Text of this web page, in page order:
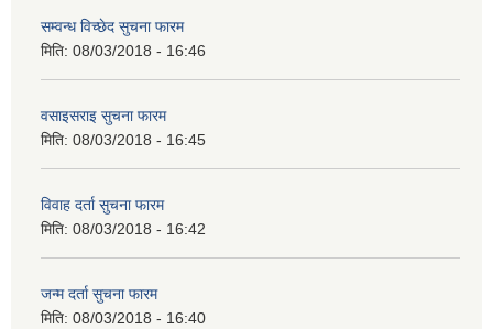
सम्वन्ध विच्छेद सुचना फारम
मिति: 08/03/2018 - 16:46
वसाइसराइ सुचना फारम
मिति: 08/03/2018 - 16:45
विवाह दर्ता सुचना फारम
मिति: 08/03/2018 - 16:42
जन्म दर्ता सुचना फारम
मिति: 08/03/2018 - 16:40